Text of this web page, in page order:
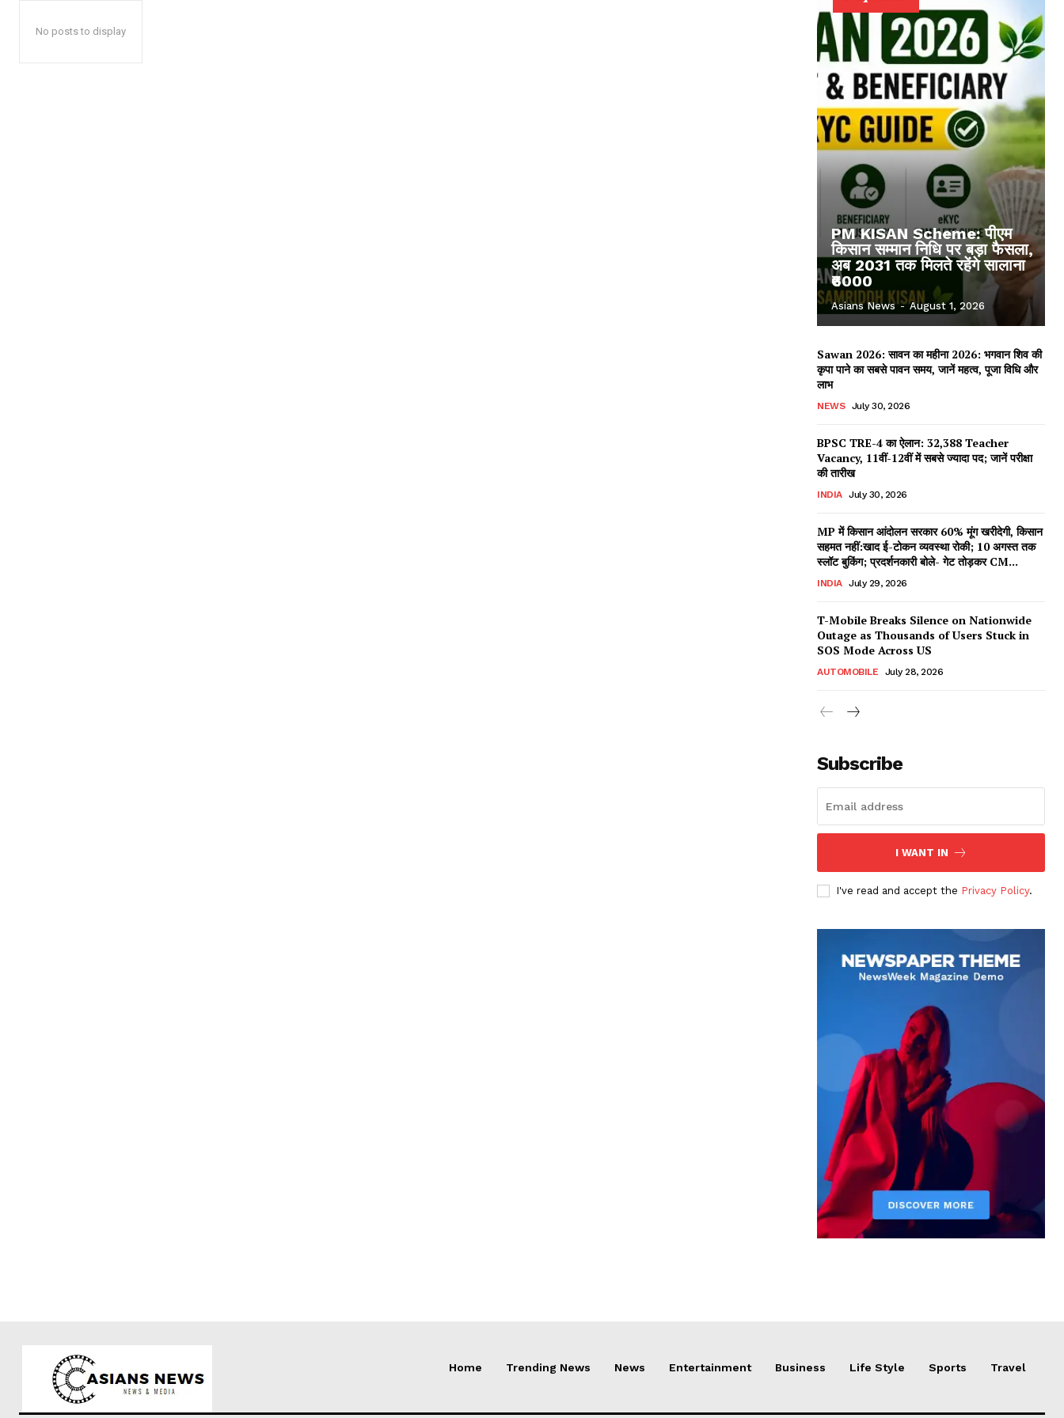
No posts to display
PM KISAN Scheme: पीएम
किसान सम्मान निधि पर बड़ा फैसला,
अब 2031 तक मिलते रहेंगे सालाना
₹6000
Asians News - August 1, 2026
Sawan 2026: सावन का महीना 2026: भगवान शिव की
कृपा पाने का सबसे पावन समय, जानें महत्व, पूजा विधि और
लाभ
NEWS July 30, 2026
BPSC TRE-4 का ऐलान: 32,388 Teacher
Vacancy, 11वीं-12वीं में सबसे ज्यादा पद; जानें परीक्षा
की तारीख
INDIA July 30, 2026
MP में किसान आंदोलन सरकार 60% मूंग खरीदेगी, किसान
सहमत नहीं:खाद ई-टोकन व्यवस्था रोकी; 10 अगस्त तक
स्लॉट बुकिंग; प्रदर्शनकारी बोले- गेट तोड़कर CM...
INDIA July 29, 2026
T-Mobile Breaks Silence on Nationwide
Outage as Thousands of Users Stuck in
SOS Mode Across US
AUTOMOBILE July 28, 2026
Subscribe
I WANT IN
I've read and accept the Privacy Policy.
Home Trending News News Entertainment Business Life Style Sports Travel